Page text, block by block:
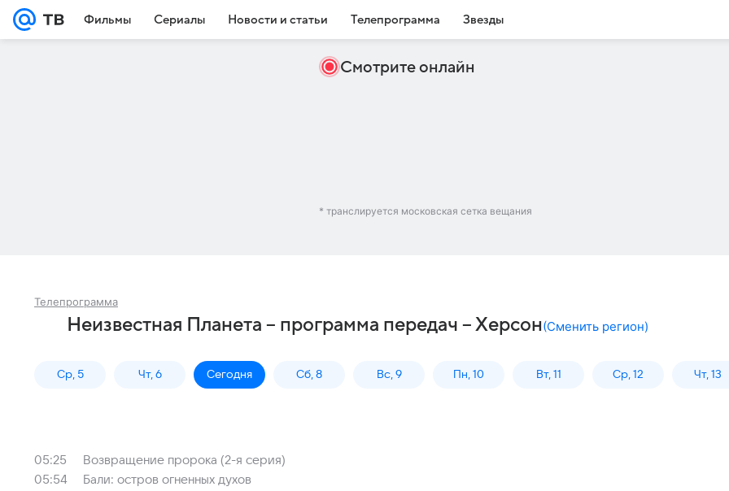
Фильмы Сериалы Новости и статьи Телепрограмма Звезды
Смотрите онлайн
* транслируется московская сетка вещания
Телепрограмма
Неизвестная Планета – программа передач – Херсон(Сменить регион)
Ср, 5 Чт, 6 Сегодня Сб, 8 Вс, 9 Пн, 10 Вт, 11 Ср, 12 Чт, 13
05:25
Возвращение пророка (2-я серия)
05:54
Бали: остров огненных духов